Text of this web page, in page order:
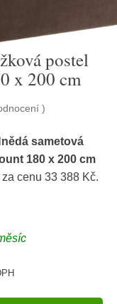
postel
x 200 cm
)
sametová
180 x 200 cm
cenu 33 388 Kč.